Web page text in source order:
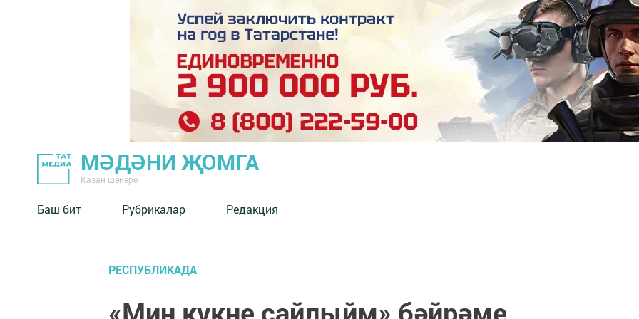
МӘДӘНИ ҖОМГА
Казан шәһәре
Баш бит Рубрикалар Редакция
РЕСПУБЛИКАДА
«Мин күкне сайлыйм» бәйрәме